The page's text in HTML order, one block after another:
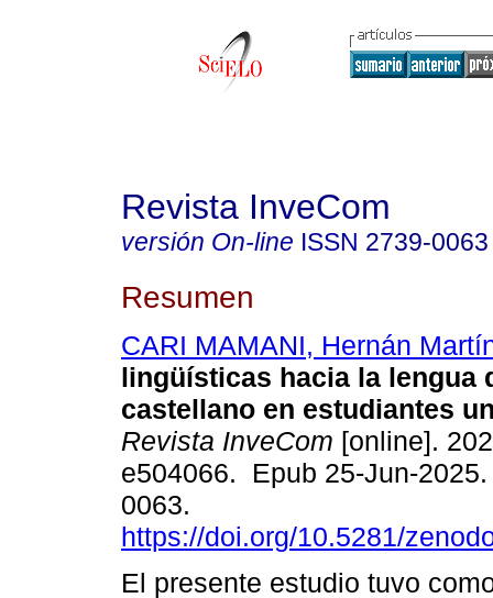
Revista InveCom
versión On-line ISSN 2739-0063
Resumen
CARI MAMANI, Hernán
lingüísticas hacia la lengua
castellano en estudiantes
Revista InveCom [online].
e504066. Epub 25-Jun-
0063.
https://doi.org/10.5281/
El presente estudio tuvo